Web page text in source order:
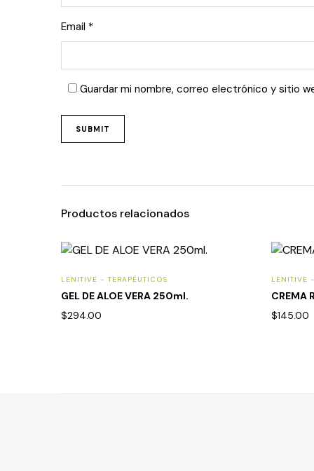
Email *
Guardar mi nombre, correo electrónico y sitio
Productos relacionados
LENITIVE - TERAPÉUTICOS
GEL DE ALOE VERA 250ml.
$294.00
LENITIVE
CREMA
$145.00